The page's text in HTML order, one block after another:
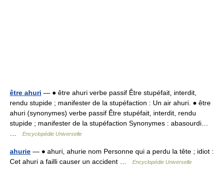
être ahuri — ● être ahuri verbe passif Être stupéfait, interdit,
rendu stupide ; manifester de la stupéfaction : Un air ahuri. ● être
ahuri (synonymes) verbe passif Être stupéfait, interdit, rendu
stupide ; manifester de la stupéfaction Synonymes : abasourdi…
Encyclopédie Universelle
ahurie — ● ahuri, ahurie nom Personne qui a perdu la tête ; idiot :
Cet ahuri a failli causer un accident …
Encyclopédie Universelle